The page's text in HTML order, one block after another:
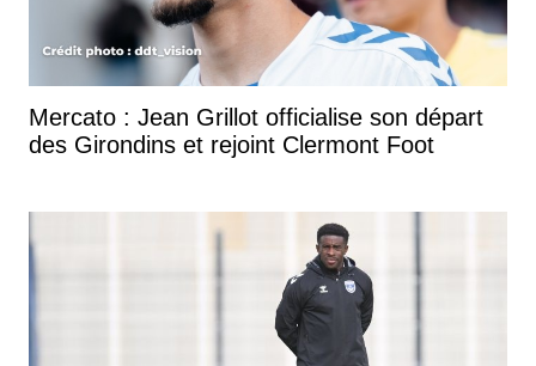
Mercato : Jean Grillot officialise son départ
des Girondins et rejoint Clermont Foot